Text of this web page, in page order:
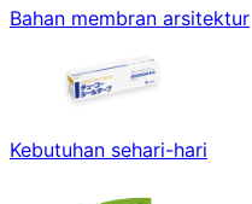
Bahan membran arsitektur
Kebutuhan sehari-hari